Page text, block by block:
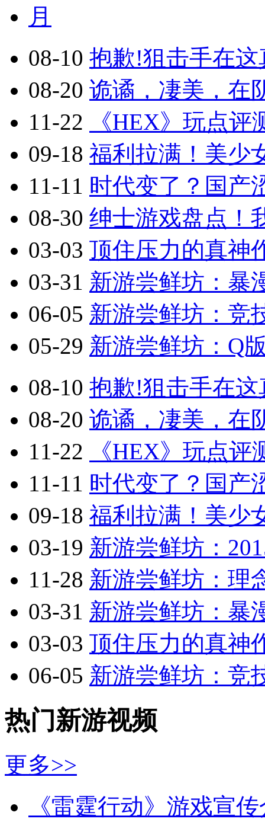
月
08-10 抱歉!狙击手在
08-20 诡谲，凄美，在
11-22
《HEX》玩点
09-18 福利拉满！美少
11-11 时代变了？国产
08-30 绅士游戏盘点！
03-03 顶住压力的真神
03-31 新游尝鲜坊：暴
06-05 新游尝鲜坊：竞
05-29 新游尝鲜坊：Q
08-10 抱歉!狙击手在
08-20 诡谲，凄美，在
11-22
《HEX》玩点
11-11 时代变了？国产
09-18 福利拉满！美少
03-19 新游尝鲜坊：
11-28 新游尝鲜坊：理
03-31 新游尝鲜坊：暴
03-03 顶住压力的真神
06-05 新游尝鲜坊：竞
热门新游视频
更多>>
《雷霆行动》游戏宣